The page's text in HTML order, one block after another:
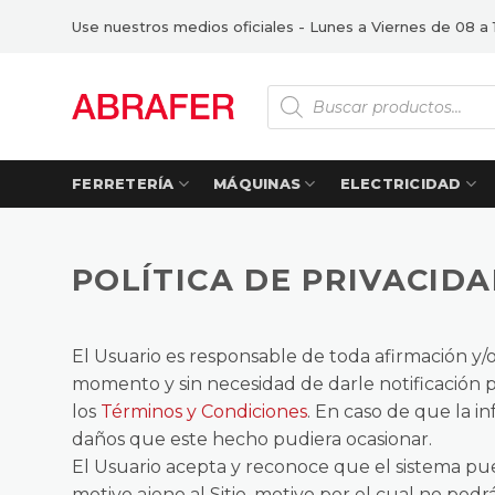
Use nuestros medios oficiales - Lunes a Viernes de 08 a
Búsqueda
de
productos
FERRETERÍA MÁQUINAS ELECTRICIDAD
POLÍTICA DE
El Usuario es responsable de toda afirmación
momento y sin necesidad de darle notificación
los Términos y Condiciones. En caso de que la
daños que este hecho pudiera ocasionar.
El Usuario acepta y reconoce que el sistema